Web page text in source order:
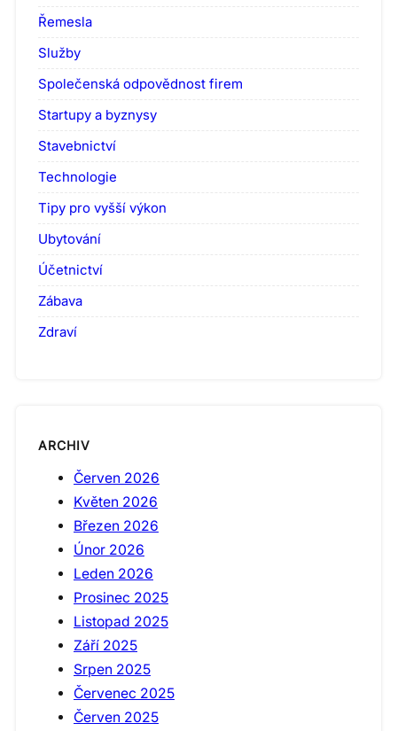
Řemesla
Služby
Společenská odpovědnost firem
Startupy a byznysy
Stavebnictví
Technologie
Tipy pro vyšší výkon
Ubytování
Účetnictví
Zábava
Zdraví
ARCHIV
Červen 2026
Květen 2026
Březen 2026
Únor 2026
Leden 2026
Prosinec 2025
Listopad 2025
Září 2025
Srpen 2025
Červenec 2025
Červen 2025